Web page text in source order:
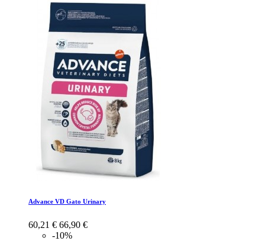
Advance VD Gato Urinary
60,21 € 66,90 €
-10%